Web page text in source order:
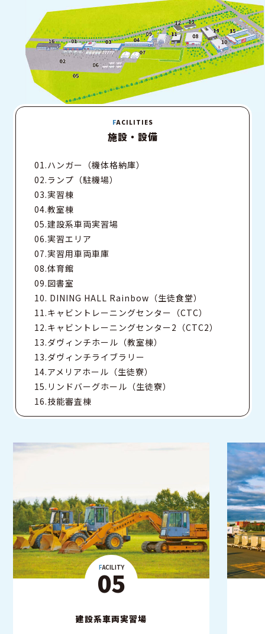
FACILITIES
施設・設備
01.ハンガー（機体格納庫）
02.ランプ（駐機場）
03.実習棟
04.教室棟
05.建設系車両実習場
06.実習エリア
07.実習用車両車庫
08.体育館
09.図書室
10. DINING HALL Rainbow（生徒食堂）
11.キャビントレーニングセンター（CTC）
12.キャビントレーニングセンター2（CTC2）
13.ダヴィンチホール（教室棟）
13.ダヴィンチライブラリー
14.アメリアホール（生徒寮）
15.リンドバーグホール（生徒寮）
16.技能審査棟
FACILITY
06
実習エリア